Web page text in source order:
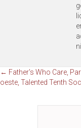
Navegación
← Father's Who Care,
oeste, Talented Tenth